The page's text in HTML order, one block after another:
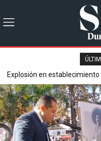
en establecimiento
mortales y
Secretaría de Seguridad
del